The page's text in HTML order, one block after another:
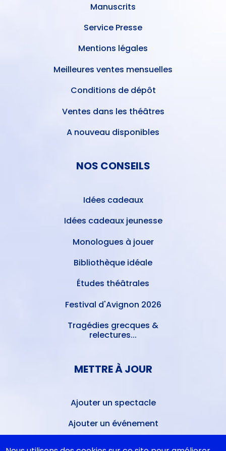
Manuscrits
Service Presse
Mentions légales
Meilleures ventes mensuelles
Conditions de dépôt
Ventes dans les théâtres
A nouveau disponibles
NOS CONSEILS
Idées cadeaux
Idées cadeaux jeunesse
Monologues à jouer
Bibliothèque idéale
Études théâtrales
Festival d'Avignon 2026
Tragédies grecques &
relectures...
METTRE À JOUR
Ajouter un spectacle
Ajouter un événement
La lettre des artistes à